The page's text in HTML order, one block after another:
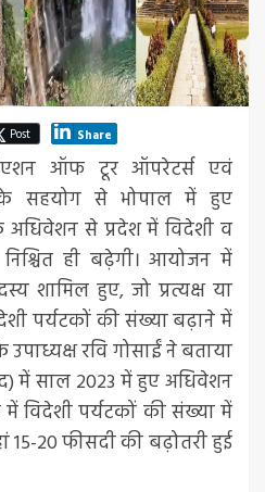
Post Share
ऑफ टूर ऑपरेटर्स एवं
के सहयोग से भोपाल में हुए
से प्रदेश में विदेशी व
ही बढ़ेगी। आयोजन में
शामिल हुए, जो प्रत्यक्ष या
पर्यटकों की संख्या बढ़ाने में
रवि गोसाईं ने बताया
में साल 2023 में हुए अधिवेशन
में विदेशी पर्यटकों की संख्या में
15-20 फीसदी की बढ़ोतरी हुई